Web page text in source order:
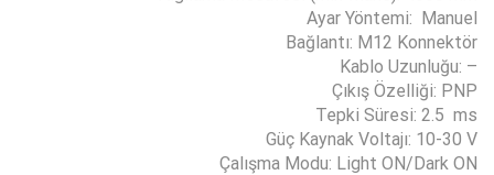
Ayar Yöntemi: Manuel
Bağlantı: M12 Konnektör
Kablo Uzunluğu: –
Çıkış Özelliği: PNP
Tepki Süresi: 2.5 ms
Güç Kaynak Voltajı: 10-30 V
Çalışma Modu: Light ON/Dark ON